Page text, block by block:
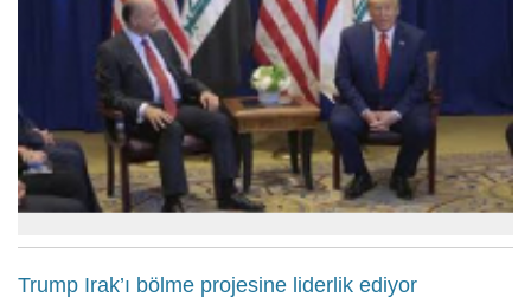
Trump Irak’ı bölme projesine liderlik ediyor